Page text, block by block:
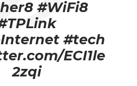
#WiFi8
#tech
ECI1le
2zqi